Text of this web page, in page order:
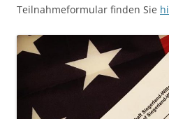
Teilnahmeformular finden Sie